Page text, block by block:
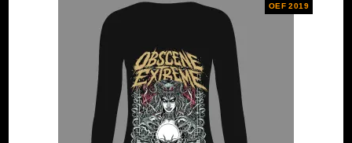
OEF 2019